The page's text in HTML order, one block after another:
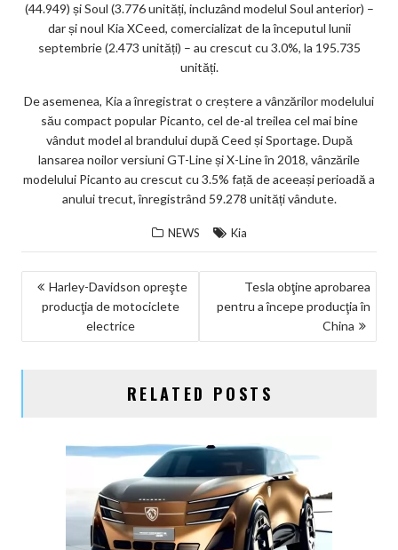
(44.949) și Soul (3.776 unități, incluzând modelul Soul anterior) –
dar și noul Kia XCeed, comercializat de la începutul lunii
septembrie (2.473 unități) – au crescut cu 3.0%, la 195.735
unități.
De asemenea, Kia a înregistrat o creștere a vânzărilor modelului
său compact popular Picanto, cel de-al treilea cel mai bine
vândut model al brandului după Ceed și Sportage. După
lansarea noilor versiuni GT-Line și X-Line în 2018, vânzările
modelului Picanto au crescut cu 3.5% față de aceeași perioadă a
anului trecut, înregistrând 59.278 unități vândute.
NEWS Kia
NAVIGARE
ÎN
ARTICOLE
Harley-Davidson opreşte
producţia de motociclete
electrice
Tesla obţine aprobarea
pentru a începe producţia în
China
RELATED POSTS